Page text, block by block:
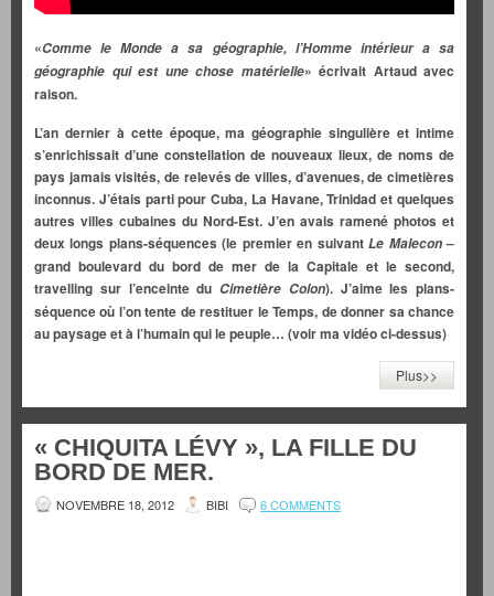
«Comme le Monde a sa géographie, l’Homme intérieur a sa
géographie qui est une chose matérielle» écrivait Artaud avec
raison.
L’an dernier à cette époque, ma géographie singulière et intime
s’enrichissait d’une constellation de nouveaux lieux, de noms de
pays jamais visités, de relevés de villes, d’avenues, de cimetières
inconnus. J’étais parti pour Cuba, La Havane, Trinidad et quelques
autres villes cubaines du Nord-Est. J’en avais ramené photos et
deux longs plans-séquences (le premier en suivantLe Malecon–
grand boulevard du bord de mer de la Capitale et le second,
travelling sur l’enceinte du Cimetière Colon). J’aime les plans-
séquence où l’on tente de restituer le Temps, de donner sa chance
au paysage et à l’humain qui le peuple… (voir ma vidéo ci-dessus)
Plus>>
« CHIQUITA LÉVY », LA FILLE DU
BORD DE MER.
NOVEMBRE 18, 2012 BIBI 6 COMMENTS